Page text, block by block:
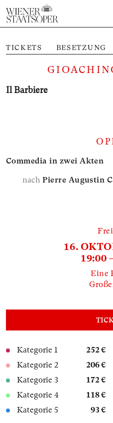
TICKETS BESETZUNG
Il Barbiere
Commedia in zwei Akten
nachPierre Augustin
16.
19:00
Eine
Kategorie 1
252 €
Kategorie 2
206 €
Kategorie 3
172 €
Kategorie 4
118 €
Kategorie 5
93 €